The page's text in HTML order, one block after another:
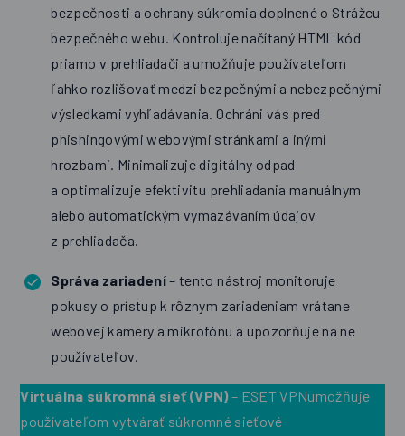
bezpečnosti a ochrany súkromia doplnené o Strážcu
bezpečného webu. Kontroluje načítaný HTML kód
priamo v prehliadači a umožňuje používateľom
ľahko rozlišovať medzi bezpečnými a nebezpečnými
výsledkami vyhľadávania. Ochráni vás pred
phishingovými webovými stránkami a inými
hrozbami. Minimalizuje digitálny odpad
a optimalizuje efektivitu prehliadania manuálnym
alebo automatickým vymazávaním údajov
z prehliadača.
Správa zariadení– tento nástroj monitoruje
pokusy o prístup k rôznym zariadeniam vrátane
webovej kamery a mikrofónu a upozorňuje na ne
používateľov.
Virtuálna súkromná sieť (VPN)– ESET VPNumožňuje
používateľom vytvárať súkromné sieťové